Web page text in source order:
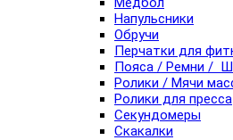
Напульсники
Обручи
Перчатки для
Пояса / Ремни /
Ролики / Мячи
Ролики для пресса
Секундомеры
Скакалки